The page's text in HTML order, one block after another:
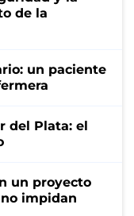
de la
un paciente
del Plata: el
un proyecto
impidan